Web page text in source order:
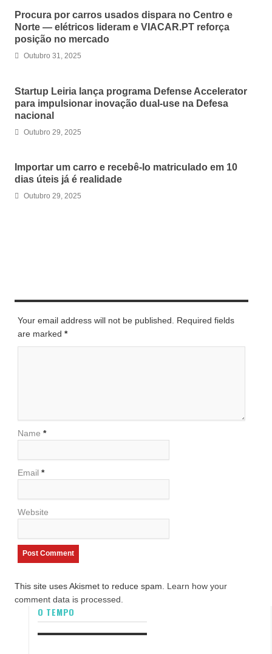
Procura por carros usados dispara no Centro e
Norte — elétricos lideram e VIACAR.PT reforça
posição no mercado
Outubro 31, 2025
Startup Leiria lança programa Defense Accelerator
para impulsionar inovação dual-use na Defesa
nacional
Outubro 29, 2025
Importar um carro e recebê-lo matriculado em 10
dias úteis já é realidade
Outubro 29, 2025
Your email address will not be published. Required fields
are marked *
Name *
Email *
Website
This site uses Akismet to reduce spam. Learn how your
comment data is processed.
O TEMPO